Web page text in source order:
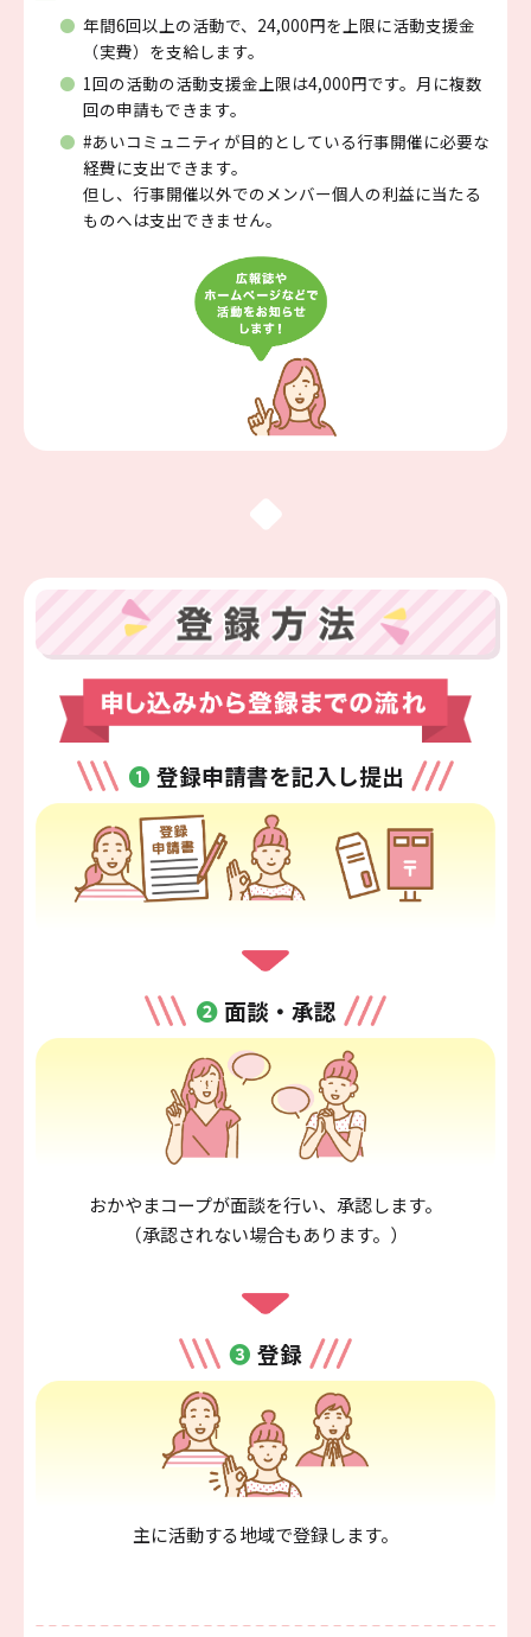
年間6回以上の活動で、24,000円を上限に活動支援金
（実費）を支給します。
1回の活動の活動支援金上限は4,000円です。月に複数
回の申請もできます。
#あいコミュニティが目的としている行事開催に必要な
経費に支出できます。
但し、行事開催以外でのメンバー個人の利益に当たる
ものへは支出できません。
❶ 登録申請書を記入し提出
❷ 面談・承認
おかやまコープが面談を行い、承認します。
（承認されない場合もあります。）
❸ 登録
主に活動する地域で登録します。